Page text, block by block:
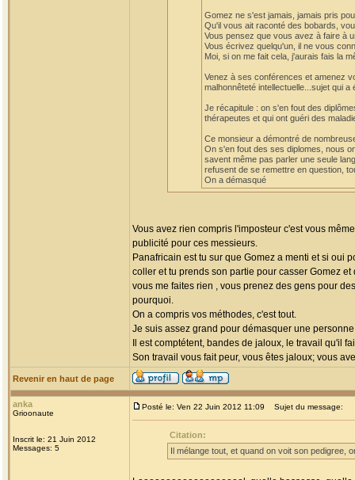
Gomez ne s'est jamais, jamais pris
Qu'il vous ait raconté des bobards,
Vous pensez que vous avez à faire à
Vous écrivez quelqu'un, il ne vous
Moi, si on me fait cela, j'aurais fais la
Venez à ses conférences et amenez
malhonnêteté intellectuelle...sujet qui
Je récapitule : on s'en fout des
thérapeutes et qui ont guéri des
Ce monsieur a démontré de
On s'en fout des ses diplomes, nous
savent même pas parler une seule
refusent de se remettre en question,
On a démasqué
Vous avez rien compris l'imposteur c'est vous
publicité pour ces messieurs.
Panafricain est tu sur que Gomez a menti et si oui
coller et tu prends son partie pour casser Gomez
vous me faites rien , vous prenez des gens pour
pourquoi.
On a compris vos méthodes, c'est tout.
Je suis assez grand pour démasquer une
Il est comptétent, bandes de jaloux, le travail qu'il
Son travail vous fait peur, vous êtes jaloux; vous
Revenir en haut de page
anka
Grioonaute
Inscrit le: 21 Juin 2012
Messages: 5
Posté le: Ven 22 Juin 2012 11:09 Sujet du message:
Citation:
Il mélange tout, et quand on voit son pedigree,